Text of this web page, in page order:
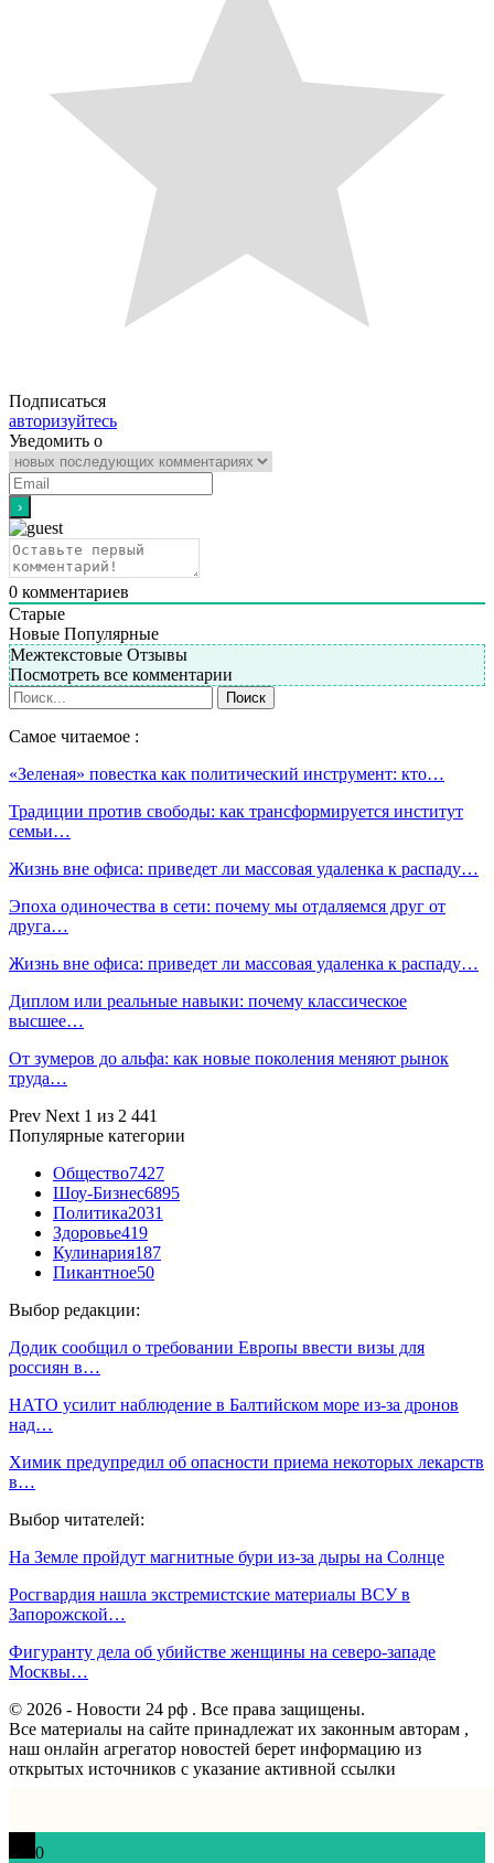
Подписаться
авторизуйтесь
Уведомить о
0 комментариев
Старые
Новые Популярные
Межтекстовые Отзывы
Посмотреть все комментарии
Самое читаемое :
«Зеленая» повестка как политический инструмент: кто…
Традиции против свободы: как трансформируется институт
семьи…
Жизнь вне офиса: приведет ли массовая удаленка к распаду…
Эпоха одиночества в сети: почему мы отдаляемся друг от
друга…
Жизнь вне офиса: приведет ли массовая удаленка к распаду…
Диплом или реальные навыки: почему классическое
высшее…
От зумеров до альфа: как новые поколения меняют рынок
труда…
Prev Next 1 из 2 441
Популярные категории
Общество7427
Шоу-Бизнес6895
Политика2031
Здоровье419
Кулинария187
Пикантное50
Выбор редакции:
Додик сообщил о требовании Европы ввести визы для
россиян в…
НАТО усилит наблюдение в Балтийском море из-за дронов
над…
Химик предупредил об опасности приема некоторых лекарств
в…
Выбор читателей:
На Земле пройдут магнитные бури из-за дыры на Солнце
Росгвардия нашла экстремистские материалы ВСУ в
Запорожской…
Фигуранту дела об убийстве женщины на северо-западе
Москвы…
© 2026 - Новости 24 рф . Все права защищены.
Все материалы на сайте принадлежат их законным авторам ,
наш онлайн агрегатор новостей берет информацию из
открытых источников с указание активной ссылки
0